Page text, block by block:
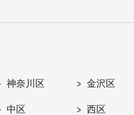
神奈川区 金沢区
中区 西区